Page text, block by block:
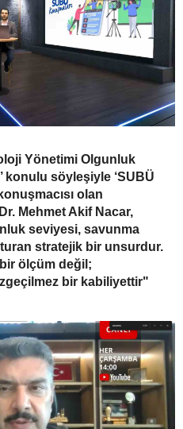
Yönetimi Olgunluk
konulu söyleşiyle ‘SUBÜ
olan
Mehmet Akif Nacar,
seviyesi, savunma
stratejik bir unsurdur.
ölçüm değil;
bir kabiliyettir"